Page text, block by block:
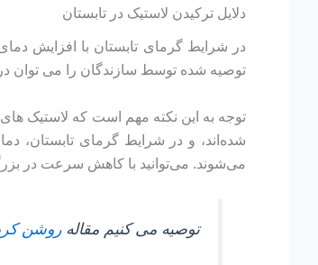
دلایل ترکیدن لاستیک در تابستان
در شرایط گرمای تابستان با افزایش
توصیه شده توسط سازندگان را می توان
توجه به این نکته مهم است که لاستیک
شده‌اند، و در شرایط گرمای تابستان،
می‌شوند. می‌توانید با کاهش سرعت در
توصیه می کنیم مقالهروشن